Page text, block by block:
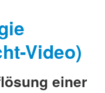
Video)
einer